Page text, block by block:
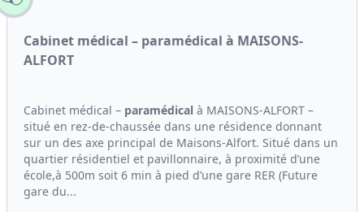
Cabinet médical – paramédical à MAISONS-
ALFORT
Cabinet médical – paramédical à MAISONS-ALFORT –
situé en rez-de-chaussée dans une résidence donnant
sur un des axe principal de Maisons-Alfort. Situé dans un
quartier résidentiel et pavillonnaire, à proximité d’une
école,à 500m soit 6 min à pied d’une gare RER (Future
gare du...